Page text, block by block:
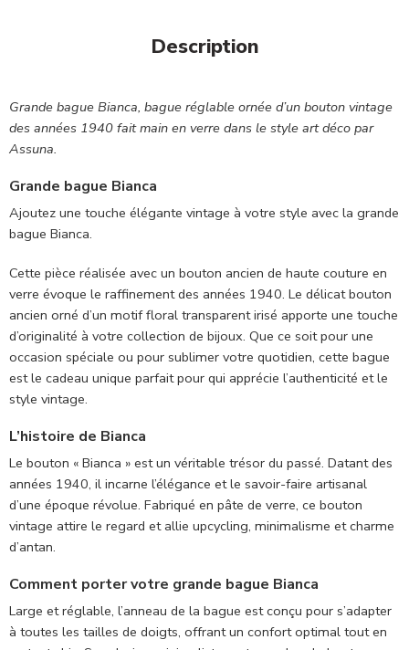
Description
Grande bague Bianca, bague réglable ornée d’un bouton vintage
des années 1940 fait main en verre dans le style art déco par
Assuna.
Grande bague Bianca
Ajoutez une touche élégante vintage à votre style avec la grande
bague Bianca.
Cette pièce réalisée avec un bouton ancien de haute couture en
verre évoque le raffinement des années 1940. Le délicat bouton
ancien orné d’un motif floral transparent irisé apporte une touche
d’originalité à votre collection de bijoux. Que ce soit pour une
occasion spéciale ou pour sublimer votre quotidien, cette bague
est le cadeau unique parfait pour qui apprécie l’authenticité et le
style vintage.
L’histoire de Bianca
Le bouton « Bianca » est un véritable trésor du passé. Datant des
années 1940, il incarne l’élégance et le savoir-faire artisanal
d’une époque révolue. Fabriqué en pâte de verre, ce bouton
vintage attire le regard et allie upcycling, minimalisme et charme
d’antan.
Comment porter votre grande bague Bianca
Large et réglable, l’anneau de la bague est conçu pour s’adapter
à toutes les tailles de doigts, offrant un confort optimal tout en